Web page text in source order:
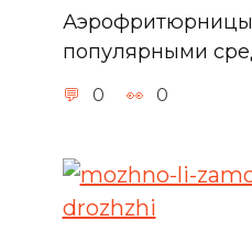
Аэрофритюрницы
популярными
0 0